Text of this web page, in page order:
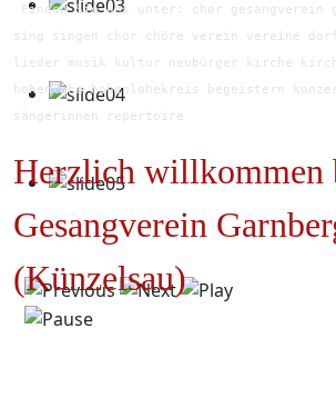
Finden Sie uns unter: chor gesangverein
sing singen chor chöre verein vereine
lieder musik kultur neubürger kirche
hohenlohe hohenlohekreis begeistern
sängerinnen repertoire
Herzlich willkommen
Gesangverein
(Künzelsau)